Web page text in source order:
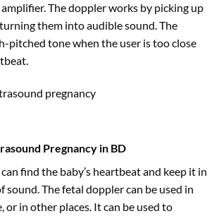
The doppler works by picking up
them into audible sound. The
pitched tone when the user is too close
Pregnancy in BD
find the baby’s heartbeat and keep it in
sound. The fetal doppler can be used in
or in other places. It can be used to